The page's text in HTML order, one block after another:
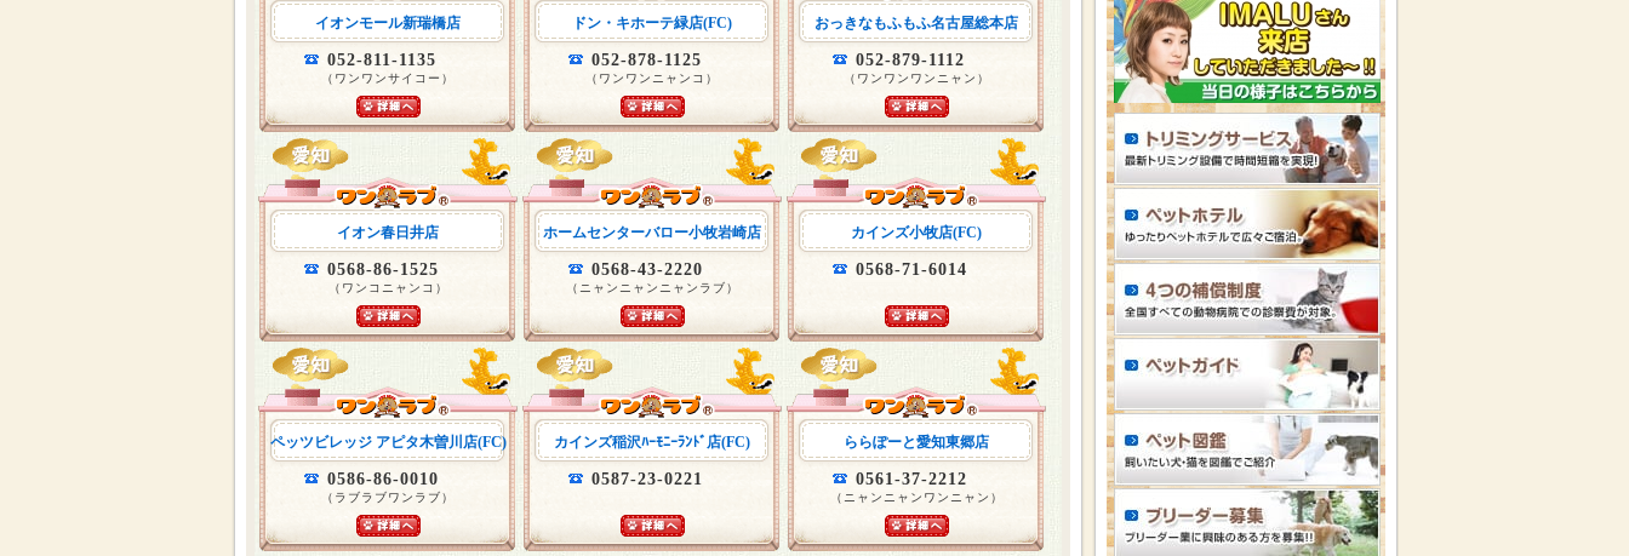
イオンモール新瑞橋店
052-811-1135
（ワンワンサイコー）
ドン・キホーテ緑店(FC)
052-878-1125
（ワンワンニャンコ）
おっきなもふもふ名古屋総本店
052-879-1112
（ワンワンワンニャン）
イオン春日井店
0568-86-1525
（ワンコニャンコ）
ホームセンターバロー小牧岩崎店
0568-43-2220
（ニャンニャンニャンラブ）
カインズ小牧店(FC)
0568-71-6014
ペッツビレッジ アピタ木曽川店(FC)
0586-86-0010
（ラブラブワンラブ）
カインズ稲沢ﾊｰﾓﾆｰﾗﾝﾄﾞ店(FC)
0587-23-0221
ららぽーと愛知東郷店
0561-37-2212
（ニャンニャンワンニャン）